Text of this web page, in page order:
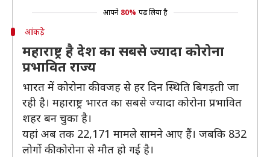
आपने 80% पढ़ लिया है
आंकड़े
महाराष्ट्र है देश का सबसे ज्यादा कोरोना
प्रभावित राज्य
भारत में कोरोना की वजह से हर दिन स्थिति बिगड़ती जा
रही है। महाराष्ट्र भारत का सबसे ज्यादा कोरोना प्रभावित
शहर बन चुका है।
यहां अब तक 22,171 मामले सामने आए हैं। जबकि 832
लोगों की कोरोना से मौत हो गई है।